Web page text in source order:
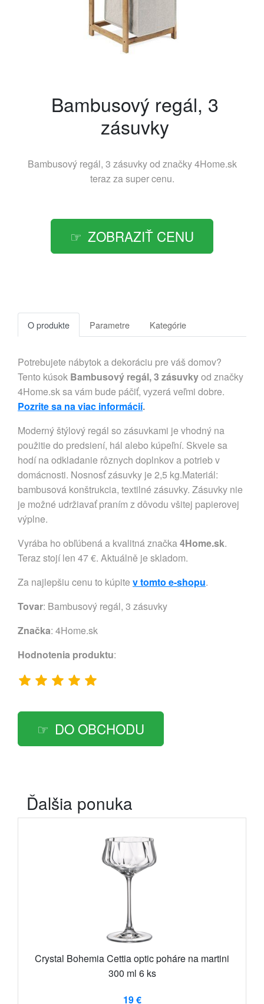
Bambusový regál, 3
zásuvky
Bambusový regál, 3 zásuvky od značky4Home.sk
teraz za super cenu.
ZOBRAZIŤ CENU
O produkte Parametre Kategórie
Potrebujete nábytok a dekoráciu pre váš domov?
Tento kúsok Bambusový regál, 3 zásuvkyod značky
4Home.sk sa vám bude páčiť, vyzerá veľmi dobre.
Pozrite sa na viac informácií.
Moderný štýlový regál so zásuvkami je vhodný na
použitie do predsiení, hál alebo kúpeľní. Skvele sa
hodí na odkladanie rôznych doplnkov a potrieb v
domácnosti. Nosnosť zásuvky je 2,5 kg.Materiál:
bambusová konštrukcia, textilné zásuvky. Zásuvky nie
je možné udržiavať praním z dôvodu všitej papierovej
výplne.
Vyrába ho obľúbená a kvalitná značka4Home.sk.
Teraz stojí len 47 €. Aktuálně je skladom.
Za najlepšiu cenu to kúpite v tomto e-shopu.
Tovar: Bambusový regál, 3 zásuvky
Značka: 4Home.sk
Hodnotenia produktu:
DO OBCHODU
Ďalšia ponuka
Crystal Bohemia Cettia optic poháre na martini
300 ml 6 ks
19 €